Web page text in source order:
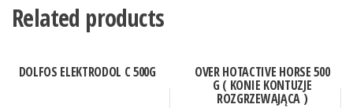
Related products
DOLFOS ELEKTRODOL C 500G OVER HOTACTIVE HORSE 500
G ( KONIE KONTUZJE
ROZGRZEWAJĄCA )